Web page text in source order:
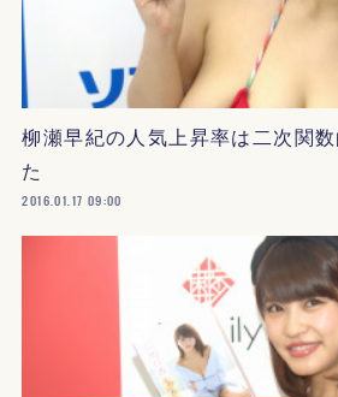
柳瀬早紀の人気上昇率は二次関
た
2016.01.17 09:00